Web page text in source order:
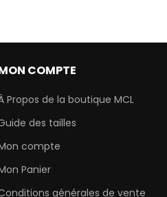
COMPTE
Propos de la boutique MCL
des tailles
compte
Panier
générales de vente